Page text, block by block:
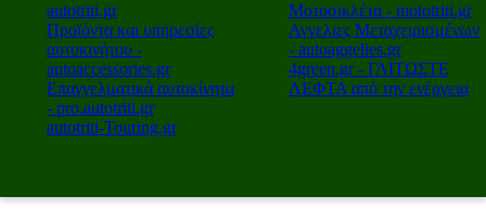
autotriti.gr
Προϊόντα και υπηρεσίες
αυτοκινήτου -
autoaccessories.gr
Επαγγελματικά αυτοκίνητα
- pro.autotriti.gr
autotriti-Touring.gr
Μοτοσικλέτα - mototriti.gr
Αγγελιες Μεταχειρισμένων
- autoaggelies.gr
4green.gr - ΓΛΙΤΩΣΤΕ
ΛΕΦΤΑ από την ενέργεια